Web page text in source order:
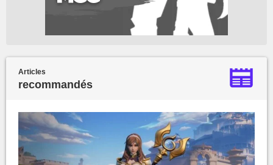
Articles
recommandés